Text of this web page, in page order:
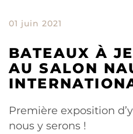
01 juin 2021
BATEAUX À
AU SALON
Première exposition
nous y serons !